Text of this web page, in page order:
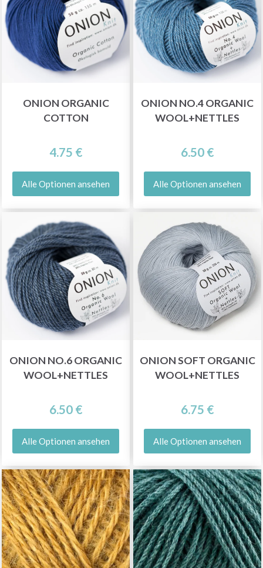
ONION ORGANIC
COTTON
4.75 €
Alle Optionen ansehen
ONION NO.4 ORGANIC
WOOL+NETTLES
6.50 €
Alle Optionen ansehen
ONION NO.6 ORGANIC
WOOL+NETTLES
6.50 €
Alle Optionen ansehen
ONION SOFT ORGANIC
WOOL+NETTLES
6.75 €
Alle Optionen ansehen